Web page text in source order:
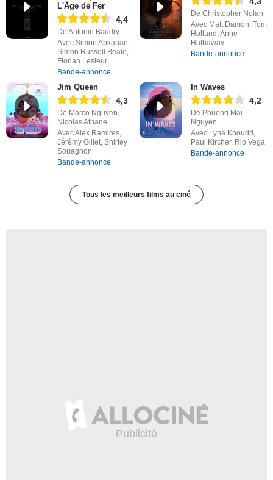
L'Âge de Fer
4,4
De Antonin Baudry
Avec Simon Abkarian,
Simon Russell Beale,
Florian Lesieur
Bande-annonce
De Christopher Nolan
Avec Matt Damon, Tom
Holland, Anne
Hathaway
Bande-annonce
Jim Queen
4,3
De Marco Nguyen,
Nicolas Athane
Avec Alex Ramires,
Jérémy Gillet, Shirley
Souagnon
Bande-annonce
In Waves
4,2
De Phuong Mai
Nguyen
Avec Lyna Khoudri,
Paul Kircher, Rio Vega
Bande-annonce
Tous les meilleurs films au ciné